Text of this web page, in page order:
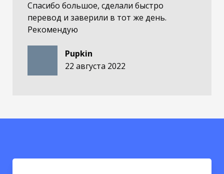
Спасибо большое, сделали быстро
перевод и заверили в тот же день.
Рекомендую
Pupkin
22 августа 2022